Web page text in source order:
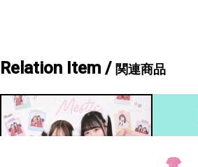
Relation Item / 関連商品